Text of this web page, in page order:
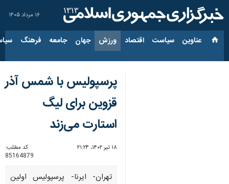
۱۶ مرداد ۱۴۰۵
عناوین‌ سیاست اقتصاد ورزش جهان جامعه فرهنگ
پرسپولیس با شمس آذر
قزوین برای لیگ
استارت می‌زند
۱۸ تیر ۱۴۰۲، ۲۱:۲۴
کد مطلب:
85164879
تهران- ایرنا- پرسپولیس اولین